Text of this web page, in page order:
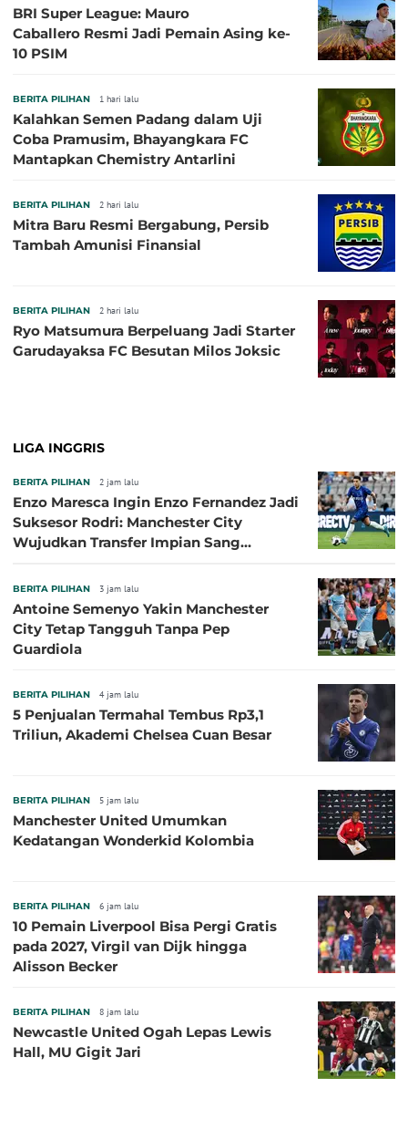
BRI Super League: Mauro
Caballero Resmi Jadi Pemain Asing ke-
10 PSIM
BERITA PILIHAN 1 hari lalu
Kalahkan Semen Padang dalam Uji
Coba Pramusim, Bhayangkara FC
Mantapkan Chemistry Antarlini
BERITA PILIHAN 2 hari lalu
Mitra Baru Resmi Bergabung, Persib
Tambah Amunisi Finansial
BERITA PILIHAN 2 hari lalu
Ryo Matsumura Berpeluang Jadi Starter
Garudayaksa FC Besutan Milos Joksic
LIGA INGGRIS
BERITA PILIHAN 2 jam lalu
Enzo Maresca Ingin Enzo Fernandez Jadi
Suksesor Rodri: Manchester City
Wujudkan Transfer Impian Sang
BERITA PILIHAN 3 jam lalu
Antoine Semenyo Yakin Manchester
City Tetap Tangguh Tanpa Pep
Guardiola
BERITA PILIHAN 4 jam lalu
5 Penjualan Termahal Tembus Rp3,1
Triliun, Akademi Chelsea Cuan Besar
BERITA PILIHAN 5 jam lalu
Manchester United Umumkan
Kedatangan Wonderkid Kolombia
BERITA PILIHAN 6 jam lalu
10 Pemain Liverpool Bisa Pergi Gratis
pada 2027, Virgil van Dijk hingga
Alisson Becker
BERITA PILIHAN 8 jam lalu
Newcastle United Ogah Lepas Lewis
Hall, MU Gigit Jari